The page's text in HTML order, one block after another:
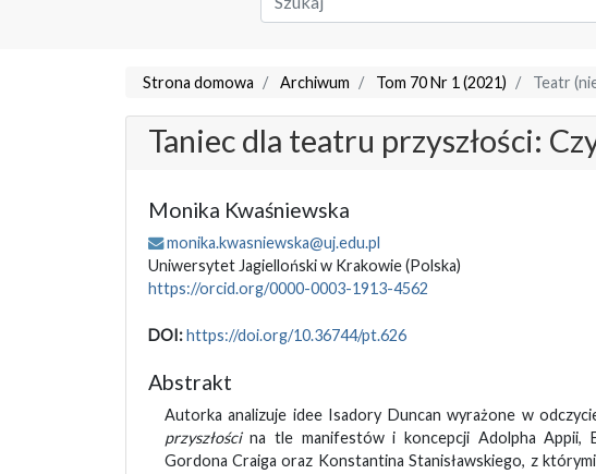
Strona domowa Archiwum Tom 70 Nr 1 (2021) Teatr
Taniec dla teatru przyszłości:
Monika Kwaśniewska
monika.kwasniewska@uj.edu.pl
Uniwersytet Jagielloński w Krakowie(Polska)
https://orcid.org/0000-0003-1913-4562
DOI:https://doi.org/10.36744/pt.626
Abstrakt
Autorka analizuje idee Isadory Duncan wyrażone w
przyszłościna tle manifestów i koncepcji Adolpha Appii,
Gordona Craiga oraz Konstantina Stanisławskiego, z którymi